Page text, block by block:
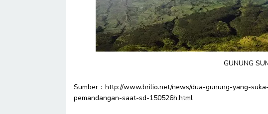
GUNUNG
Sumber : http://www.brilio.net/news/dua-gunung-yang-
pemandangan-saat-sd-150526h.html